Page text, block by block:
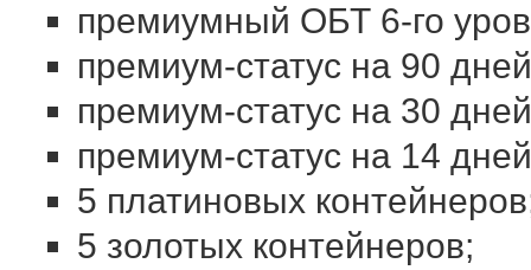
премиумный ОБТ 6-го
премиум-статус на 90
премиум-статус на 30
премиум-статус на 14
5 платиновых
5 золотых контейнеров;